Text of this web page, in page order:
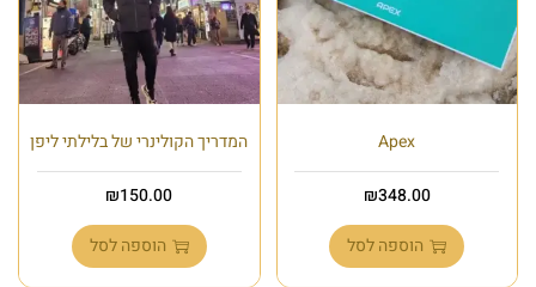
Apex
₪348.00
הוספה לסל
המדריך הקולינרי של בלילתי ליפן
₪150.00
הוספה לסל